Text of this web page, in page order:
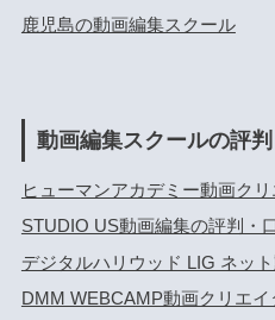
鹿児島の動画編集スクール
動画編集スクールの評判
ヒューマンアカデミー動画ク
STUDIO US動画編集の評判・
デジタルハリウッド LIG ネッ
DMM WEBCAMP動画クリエ